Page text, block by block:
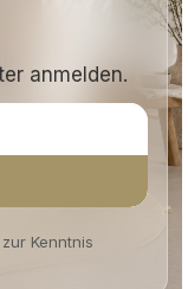
anmelden.
zur Kenntnis